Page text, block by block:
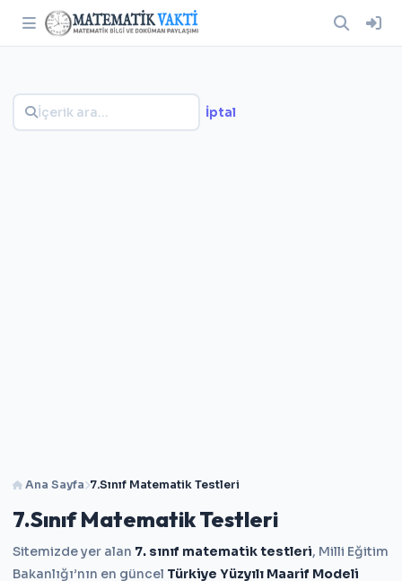
Ana Sayfa 7.Sınıf Matematik Testleri
7.Sınıf Matematik Testleri
Sitemizde yer alan 7. sınıf matematik testleri, Milli Eğitim
Bakanlığı’nın en güncel Türkiye Yüzyılı Maarif Modeli
İptal